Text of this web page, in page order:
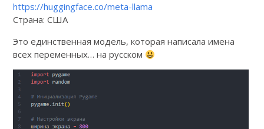
https://huggingface.co/meta-llama
Страна: США
Это единственная модель, которая написала имена
всех переменных… на русском